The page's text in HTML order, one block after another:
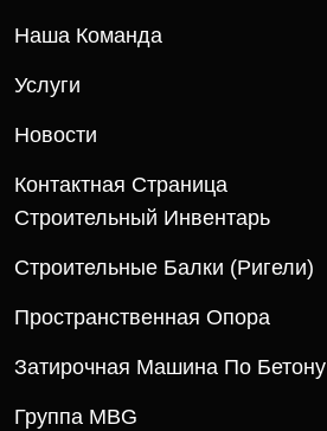
Наша Команда
Услуги
Новости
Контактная Страница
Строительный Инвентарь
Строительные Балки (ригели)
Пространственная Опора
Затирочная Машина По Бетону
Группа MBG